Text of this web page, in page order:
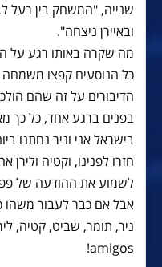
שנייה, "המשחק בין רעל
ובאיירן ניצחה".
מה שקרה באותו רגע על
כל הנוסעים קפצו משמחה
הדיבורים על זה שהם
בפנים ברגע אחד, כל כך
בישראל אני וניר נחתנו
חזרו לפנינו, וקטיה
לשמוע את ההודעה של פפ
אבל אם כבר לעבור משהו
amigos!